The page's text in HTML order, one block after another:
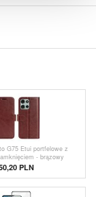
G75 Etui portfelowe z
- brązowy
PLN